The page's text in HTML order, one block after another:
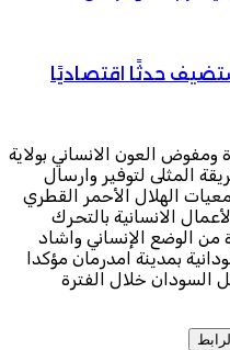
تستضيف حدثًا اقتصاديًا
العون الانساني بولاية
المثلى لتوفير وارسال
الهلال الأحمر القطري
الانسانية بالتحرك
من الوضع الإنساني واشاد
بمدينة امدرمان مؤكدا
السودان خلال الفترة